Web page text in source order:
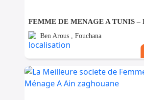
Ben Arous , Fouchana